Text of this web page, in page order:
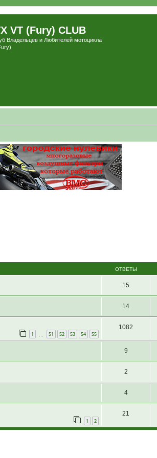
VT (Fury) CLUB
Владельцев и Любителей мотоцикла
ОТВЕТЫ
15
14
1 51 52 53 54 55
1082
9
2
4
1 2
21